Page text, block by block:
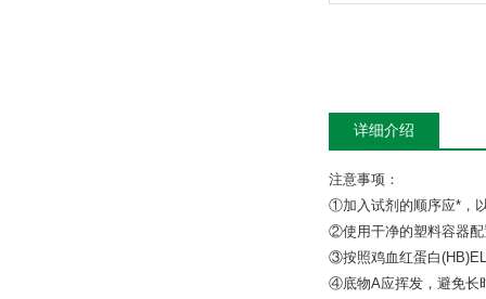
详细介绍
注意事项：
①加入试剂的顺序应*，
②使用干净的塑料容器配
③按照鸡血红蛋白
④底物A应挥发，避免长